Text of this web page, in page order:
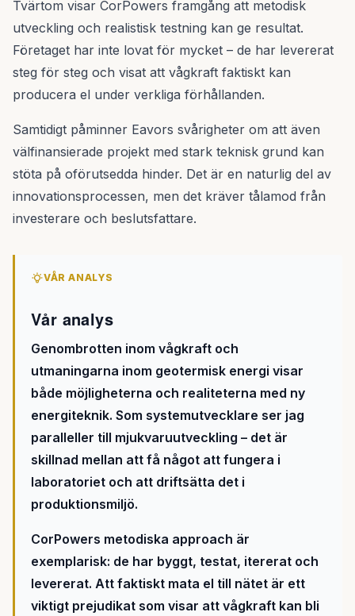
Tvärtom visar CorPowers framgång att metodisk
utveckling och realistisk testning kan ge resultat.
Företaget har inte lovat för mycket – de har levererat
steg för steg och visat att vågkraft faktiskt kan
producera el under verkliga förhållanden.
Samtidigt påminner Eavors svårigheter om att även
välfinansierade projekt med stark teknisk grund kan
stöta på oförutsedda hinder. Det är en naturlig del av
innovationsprocessen, men det kräver tålamod från
investerare och beslutsfattare.
VÅR ANALYS
Vår analys
Genombrotten inom vågkraft och
utmaningarna inom geotermisk energi visar
både möjligheterna och realiteterna med ny
energiteknik. Som systemutvecklare ser jag
paralleller till mjukvaruutveckling – det är
skillnad mellan att få något att fungera i
laboratoriet och att driftsätta det i
produktionsmiljö.
CorPowers metodiska approach är
exemplarisk: de har byggt, testat, itererat och
levererat. Att faktiskt mata el till nätet är ett
viktigt prejudikat som visar att vågkraft kan bli